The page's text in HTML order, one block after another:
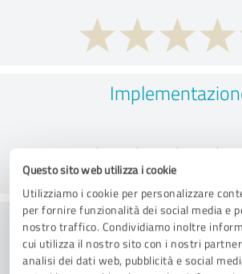
Questo sito web utilizza i cookie
Utilizziamo i cookie per personalizzare
per fornire funzionalità dei social media e
nostro traffico. Condividiamo inoltre
cui utilizza il nostro sito con i nostri partner
analisi dei dati web, pubblicità e social
Consulenza